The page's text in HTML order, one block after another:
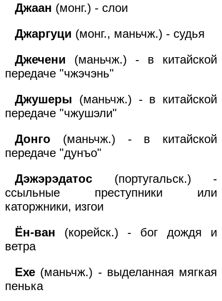
Джаан (монг.) - слои
Джаргуци (монг., маньчж.) - судья
Джечени (маньчж.) - в китайской
передаче "чжэчэнь"
Джушеры (маньчж.) - в китайской
передаче "чжушэли"
Донго (маньчж.) - в китайской
передаче "дунъо"
Дэжэрэдатос (португальск.) -
ссыльные преступники или
каторжники, изгои
Ён-ван (корейск.) - бог дождя и
ветра
Ехе (маньчж.) - выделанная мягкая
пенька